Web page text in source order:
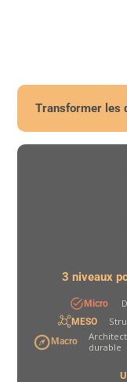
« augmentée »
Transformer les
3 niveaux
Micro
MESO
Macro
durable